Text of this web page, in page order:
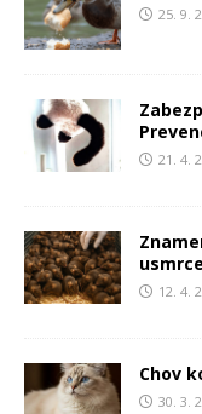
25. 9.
21. 4.
12. 4.
Chov
30. 3.